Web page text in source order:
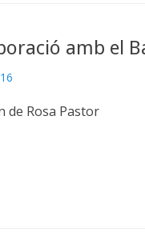
amb el
de Rosa Pastor